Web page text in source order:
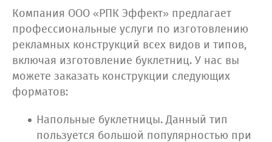
Компания ООО «РПК Эффект» предлагает
профессиональные услуги по изготовлению
рекламных конструкций всех видов и типов,
включая изготовление буклетниц. У нас вы
можете заказать конструкции следующих
форматов:
Напольные буклетницы. Данный тип
пользуется большой популярностью при